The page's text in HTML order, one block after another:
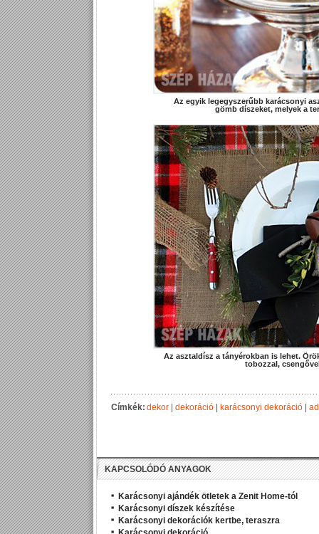
Az egyik legegyszerűbb karácsonyi
gömb díszeket, melyek a
Az asztaldísz a tányérokban is lehet.
tobozzal,
Címkék:dekor dekoráció karácsonyi dekoráció
KAPCSOLÓDÓ ANYAGOK
Karácsonyi ajándék ötletek a Zenit Home-tól
Karácsonyi díszek készítése
Karácsonyi dekorációk kertbe, teraszra